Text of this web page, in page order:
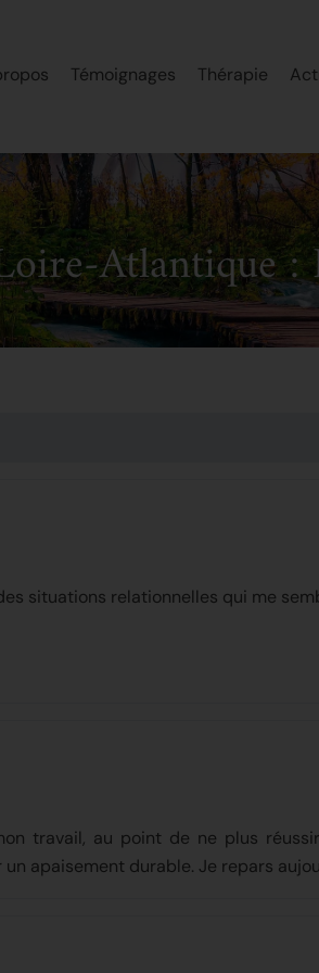
Témoignages Thérapie
Atlantique :
situations relationnelles qui me
travail, au point de ne plus
apaisement durable. Je repars